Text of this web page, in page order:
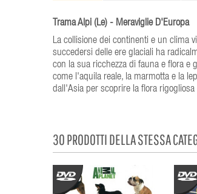
Trama Alpi (Le) - Meraviglie D'Europa
La collisione dei continenti e un clima
succedersi delle ere glaciali ha
con la sua ricchezza di fauna e flora e
come l'aquila reale, la marmotta e la
dall'Asia per scoprire la flora
30 PRODOTTI DELLA STESSA